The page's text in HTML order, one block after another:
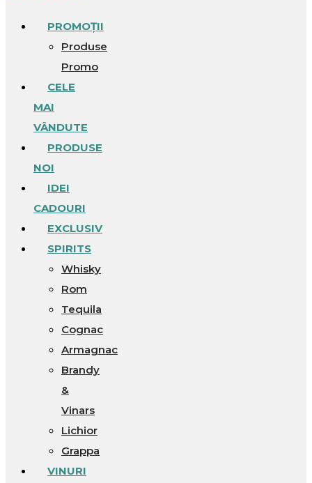
PROMOȚII
Produse
Promo
CELE
MAI
VÂNDUTE
PRODUSE
NOI
IDEI
CADOURI
EXCLUSIV
SPIRITS
Whisky
Rom
Tequila
Cognac
Armagnac
Brandy
&
Vinars
Lichior
Grappa
VINURI